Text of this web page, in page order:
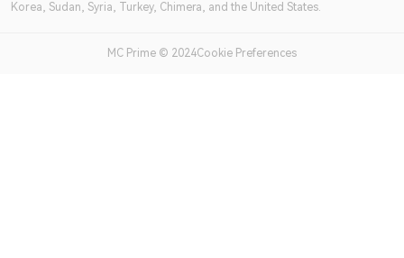
Korea, Sudan, Syria, Turkey, Chimera, and the United States.
MC Prime © 2024Cookie Preferences